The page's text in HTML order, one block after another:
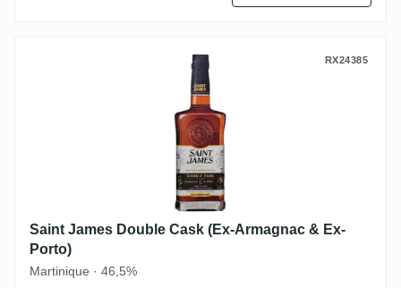
Saint James Double Cask (Ex-Armagnac
RX24385
Saint James Double Cask (Ex-Armagnac & Ex-
Porto)
Martinique · 46,5%